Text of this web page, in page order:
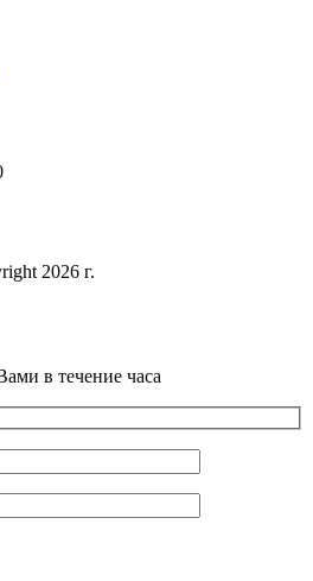
2026 г.
в течение часа